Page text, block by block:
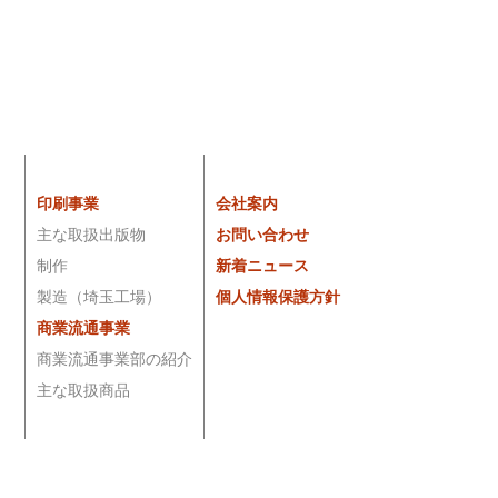
印刷事業
主な取扱出版物
制作
製造（埼玉工場）
商業流通事業
商業流通事業部の紹介
主な取扱商品
会社案内
お問い合わせ
新着ニュース
個人情報保護方針